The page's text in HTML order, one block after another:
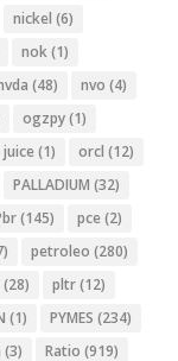
nickel (6)
nok(1)
(48) nvo (4)
ogzpy(1)
(1) orcl (12)
PALLADIUM (32)
(145) pce (2)
petroleo (280)
(28) pltr(12)
(1) PYMES (234)
(3) Ratio (919)